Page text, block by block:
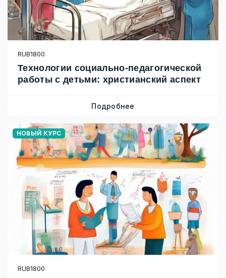
RUB1800
Технологии социально-педагогической
работы с детьми: христианский аспект
Подробнее
НОВЫЙ КУРС
RUB1800